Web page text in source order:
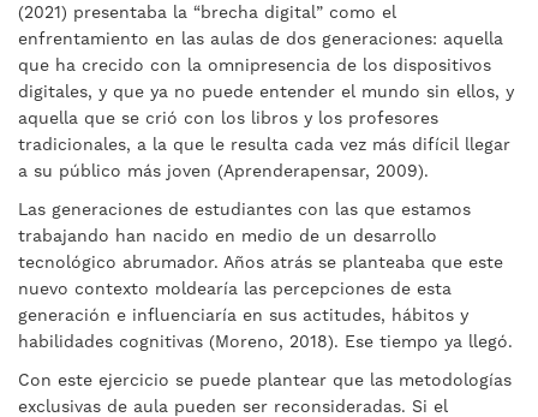
(2021) presentaba la “brecha digital” como el
enfrentamiento en las aulas de dos generaciones: aquella
que ha crecido con la omnipresencia de los dispositivos
digitales, y que ya no puede entender el mundo sin ellos, y
aquella que se crió con los libros y los profesores
tradicionales, a la que le resulta cada vez más difícil llegar
a su público más joven (Aprenderapensar, 2009).
Las generaciones de estudiantes con las que estamos
trabajando han nacido en medio de un desarrollo
tecnológico abrumador. Años atrás se planteaba que este
nuevo contexto moldearía las percepciones de esta
generación e influenciaría en sus actitudes, hábitos y
habilidades cognitivas (Moreno, 2018). Ese tiempo ya llegó.
Con este ejercicio se puede plantear que las metodologías
exclusivas de aula pueden ser reconsideradas. Si el